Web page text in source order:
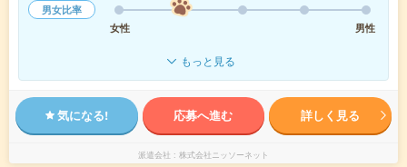
男女比率
女性
男性
もっと見る
気になる! 応募へ進む 詳しく見る
派遣会社 株式会社ニッソーネット